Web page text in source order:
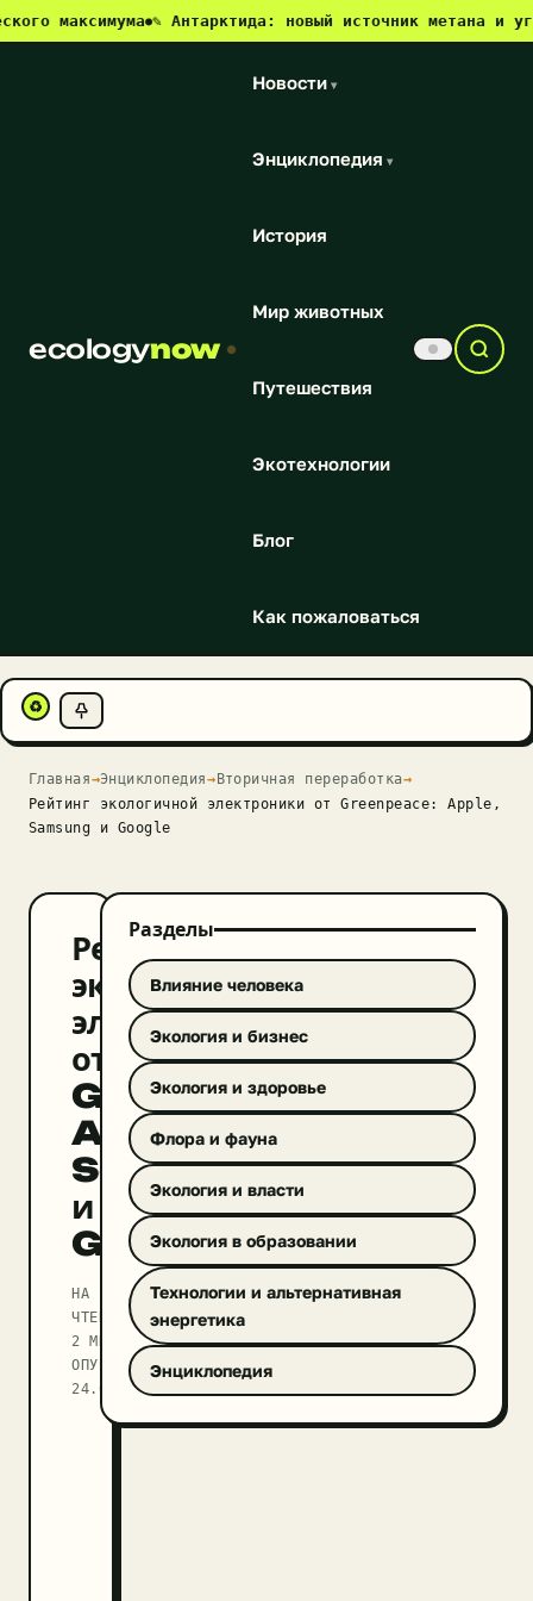
●✎ Антарктида: новый источник метана и угроза
ecologynow
Новости ▾
Энциклопедия ▾
История
Мир животных
Путешествия
Экотехнологии
Блог
Как пожаловаться
♻
Главная→Энциклопедия→Вторичная переработка→
Рейтинг экологичной электроники от Greenpeace: Apple,
Samsung и Google
Рейтинг
экологичной
электроники
от
Greenpeace:
Apple,
Samsung
и
Google
НА
ЧТЕНИЕ
2 МИН
ОПУБЛИКОВАНО
24.09.2025
Разделы
Влияние человека
Экология и бизнес
Экология и здоровье
Флора и фауна
Экология и власти
Экология в образовании
Технологии и альтернативная
энергетика
Энциклопедия